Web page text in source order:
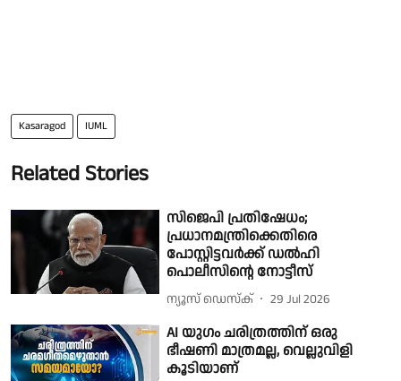
Kasaragod IUML
Related Stories
സിജെപി പ്രതിഷേധം;
പ്രധാനമന്ത്രിക്കെതിരെ
പോസ്റ്റിട്ടവർക്ക് ഡൽഹി
പൊലീസിൻ്റെ നോട്ടീസ്
ന്യൂസ് ഡെസ്ക് 29 Jul 2026
AI യുഗം ചരിത്രത്തിന് ഒരു
ഭീഷണി മാത്രമല്ല, വെല്ലുവിളി
കൂടിയാണ്